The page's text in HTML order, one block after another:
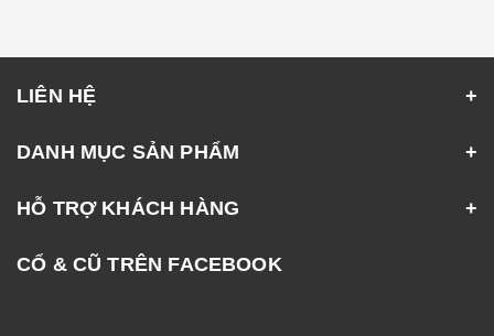
LIÊN HỆ
DANH MỤC SẢN PHẨM
HỖ TRỢ KHÁCH HÀNG
CỔ & CŨ TRÊN FACEBOOK